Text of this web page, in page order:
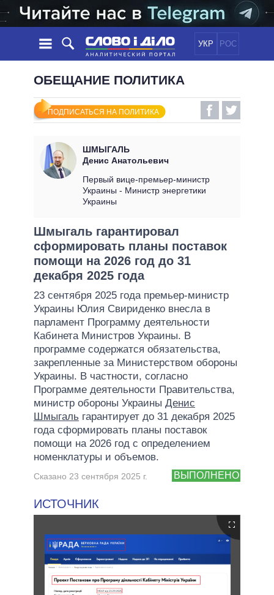
УКР РОС
НОВОСТИ
ЛЕНТА
СОБЫТИЯ
СТАТЬИ
МНЕНИЯ
ОБЗОРЫ
ДАЙДЖЕСТЫ
ПОЛИТИКА
ЭКОНОМИКА
МИР
ОБЕЩАНИЯ
ВСЕ ПОЛИТИКИ
ПРЕЗИДЕНТ И ОФИС
ВЕРХОВНАЯ РАДА
ГЛАВЫ ОБЛАДМИНИСТРАЦИЙ
МЭРЫ
ВСЕ ПЕРСОНЫ
ИНФОГРАФИКА
ВИДЕО
СРАВНЕНИЕ ПОЛИТИКОВ
ОБЕЩАНИЕ ПОЛИТИКА
ПОДПИСАТЬСЯ НА ПОЛИТИКА
ШМЫГАЛЬ
Денис Анатольевич
Первый вице-премьер-министр
Украины - Министр энергетики
Украины
Шмыгаль гарантировал
сформировать планы поставок
помощи на 2026 год до 31
декабря 2025 года
23 сентября 2025 года премьер-министр
Украины Юлия Свириденко внесла в
парламент Программу деятельности
Кабинета Министров Украины. В
программе содержатся обязательства,
закрепленные за Министерством обороны
Украины. В частности, согласно
Программе деятельности Правительства,
министр обороны Украины Денис
Шмыгаль гарантирует до 31 декабря 2025
года сформировать планы поставок
помощи на 2026 год с определением
номенклатуры и объемов.
ВЫПОЛНЕНО
Сказано 23 сентября 2025 г.
ИСТОЧНИК